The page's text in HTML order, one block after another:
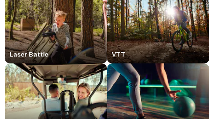
Laser Battle VTT